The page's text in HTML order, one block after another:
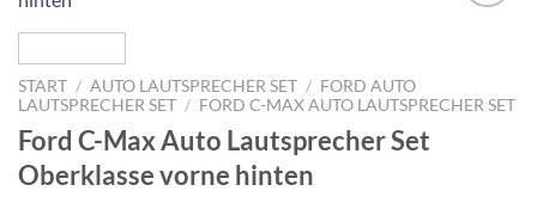
START / AUTO LAUTSPRECHER SET / FORD AUTO
LAUTSPRECHER SET / FORD C-MAX AUTO LAUTSPRECHER SET
Ford C-Max Auto Lautsprecher Set
Oberklasse vorne hinten